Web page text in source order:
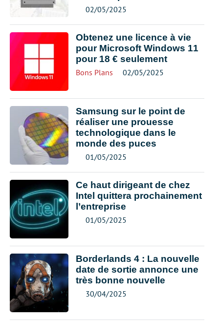
02/05/2025
Obtenez une licence à vie
pour Microsoft Windows 11
pour 18 € seulement
Bons Plans 02/05/2025
Samsung sur le point de
réaliser une prouesse
technologique dans le
monde des puces
01/05/2025
Ce haut dirigeant de chez
Intel quittera prochainement
l’entreprise
01/05/2025
Borderlands 4 : La nouvelle
date de sortie annonce une
très bonne nouvelle
30/04/2025